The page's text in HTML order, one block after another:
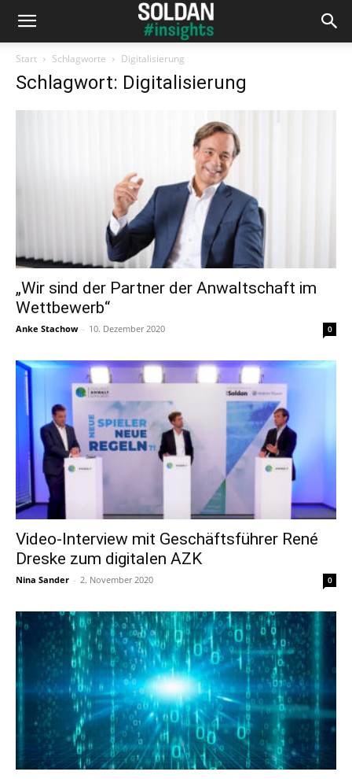
Start Schlagworte Digitalisierung
Schlagwort: Digitalisierung
„Wir sind der Partner der Anwaltschaft im
Wettbewerb“
Anke Stachow - 10. Dezember 2020 0
Video-Interview mit Geschäftsführer René
Dreske zum digitalen AZK
Nina Sander - 2. November 2020 0